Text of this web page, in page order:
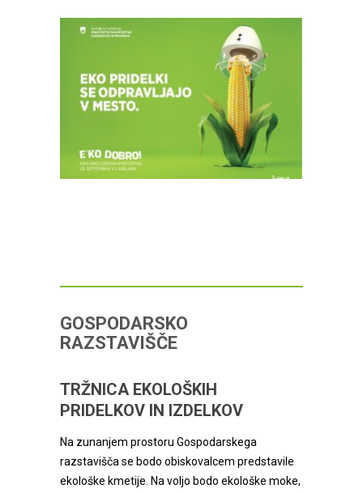
GOSPODARSKO
RAZSTAVIŠČE
TRŽNICA EKOLOŠKIH
PRIDELKOV IN IZDELKOV
Na zunanjem prostoru Gospodarskega
razstavišča se bodo obiskovalcem predstavile
ekološke kmetije. Na voljo bodo ekološke moke,